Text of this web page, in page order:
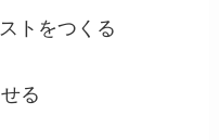
トをつくる
る